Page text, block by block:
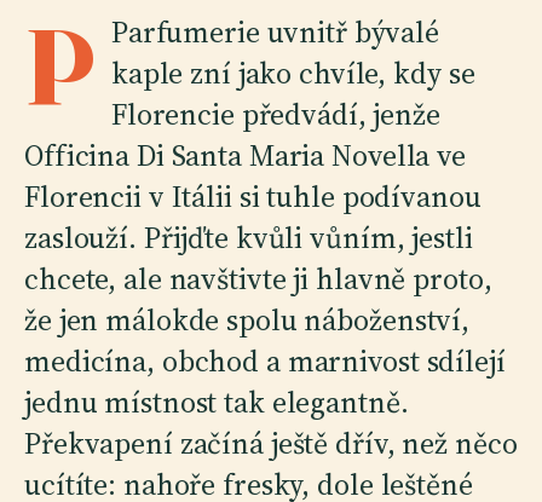
P Parfumerie uvnitř bývalé
kaple zní jako chvíle, kdy se
Florencie předvádí, jenže
Officina Di Santa Maria Novella ve
Florencii v Itálii si tuhle podívanou
zaslouží. Přijďte kvůli vůním, jestli
chcete, ale navštivte ji hlavně proto,
že jen málokde spolu náboženství,
medicína, obchod a marnivost sdílejí
jednu místnost tak elegantně.
Překvapení začíná ještě dřív, než něco
ucítíte: nahoře fresky, dole leštěné